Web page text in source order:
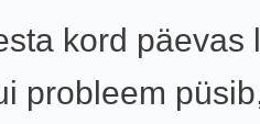
kord päevas
probleem